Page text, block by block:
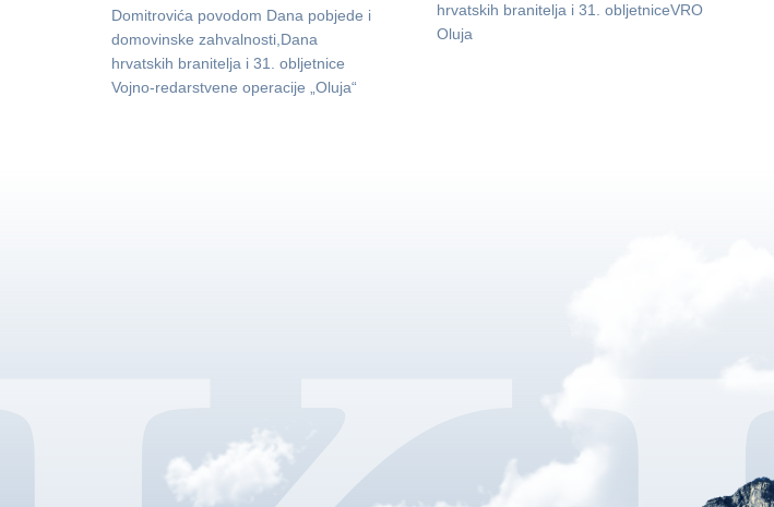
Domitrovića povodom Dana pobjede i
domovinske zahvalnosti,Dana
hrvatskih branitelja i 31. obljetnice
Vojno-redarstvene operacije „Oluja“
hrvatskih branitelja i 31. obljetniceVRO
Oluja